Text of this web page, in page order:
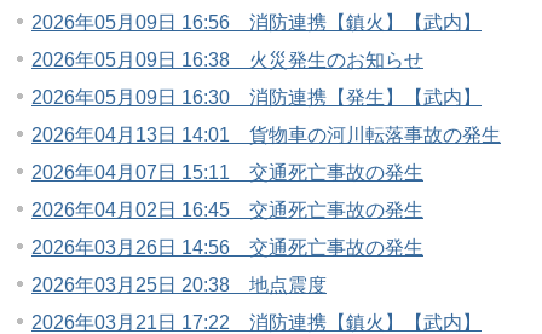
2026年05月09日 16:56 消防連携【鎮火】【武内】
2026年05月09日 16:38 火災発生のお知らせ
2026年05月09日 16:30 消防連携【発生】【武内】
2026年04月13日 14:01 貨物車の河川転落事故の発生
2026年04月07日 15:11 交通死亡事故の発生
2026年04月02日 16:45 交通死亡事故の発生
2026年03月26日 14:56 交通死亡事故の発生
2026年03月25日 20:38 地点震度
2026年03月21日 17:22 消防連携【鎮火】【武内】